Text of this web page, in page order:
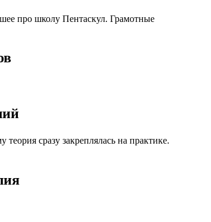
про школу Пентаскул. Грамотные
сразу закреплялась на практике.